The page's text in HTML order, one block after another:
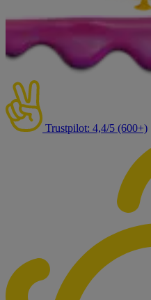
Trustpilot: 4,4/5 (600+)